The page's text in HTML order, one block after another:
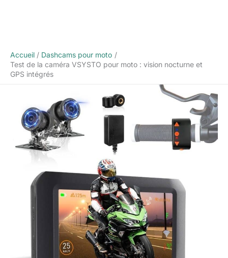
Accueil
Dashcams pour moto
Test de la caméra VSYSTO pour moto : vision nocturne et
GPS intégrés